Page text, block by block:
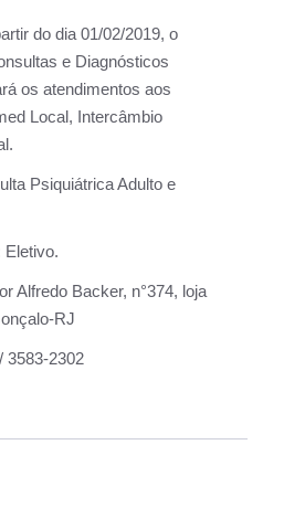
do dia 01/02/2019, o
e Diagnósticos
os atendimentos aos
Local, Intercâmbio
Psiquiátrica Adulto e
Eletivo.
Alfredo Backer, n°374, loja
RJ
3583-2302